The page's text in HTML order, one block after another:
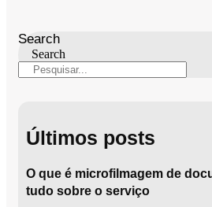
Search
Search
Últimos posts
O que é microfilmagem de
tudo sobre o serviço